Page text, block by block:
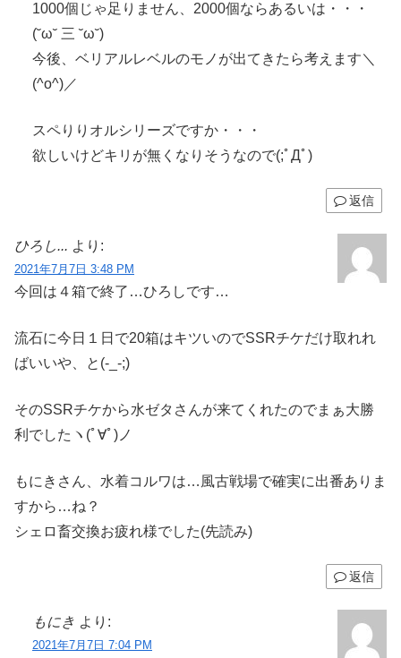
1000個じゃ足りません、2000個ならあるいは・・・
(˘ω˘ 三 ˘ω˘)
今後、ベリアルレベルのモノが出てきたら考えます＼
(^o^)／
スペりりオルシリーズですか・・・
欲しいけどキリが無くなりそうなので(;ﾟДﾟ)
返信
ひろし... より:
2021年7月7日 3:48 PM
今回は４箱で終了…ひろしです…
流石に今日１日で20箱はキツいのでSSRチケだけ取れれ
ばいいや、と(-_-;)
そのSSRチケから水ゼタさんが来てくれたのでまぁ大勝
利でしたヽ(ﾟ∀ﾟ)ノ
もにきさん、水着コルワは…風古戦場で確実に出番ありま
すから…ね？
シェロ畜交換お疲れ様でした(先読み)
返信
もにき より:
2021年7月7日 7:04 PM